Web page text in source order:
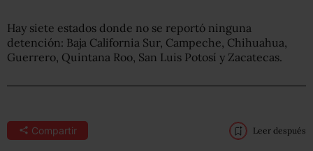
Hay siete estados donde no se reportó ninguna
detención: Baja California Sur, Campeche, Chihuahua,
Guerrero, Quintana Roo, San Luis Potosí y Zacatecas.
Compartir Leer después